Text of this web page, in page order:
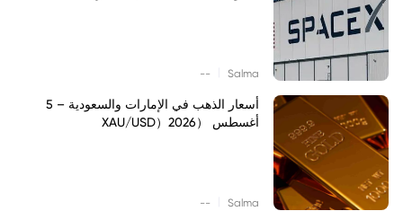
Salma
--
أسعار الذهب في الإمارات والسعودية – 5
أغسطس （XAU/USD）2026
Salma
--